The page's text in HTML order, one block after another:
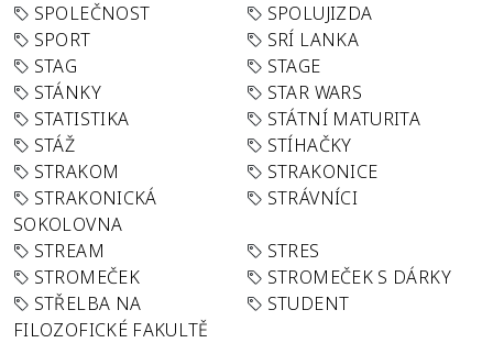
SPOLEČNOST
SPOLUJIZDA
SPORT
SRÍ LANKA
STAG
STAGE
STÁNKY
STAR WARS
STATISTIKA
STÁTNÍ MATURITA
STÁŽ
STÍHAČKY
STRAKOM
STRAKONICE
STRAKONICKÁ
SOKOLOVNA
STRÁVNÍCI
STREAM
STRES
STROMEČEK
STROMEČEK S DÁRKY
STŘELBA NA
FILOZOFICKÉ FAKULTĚ
STUDENT